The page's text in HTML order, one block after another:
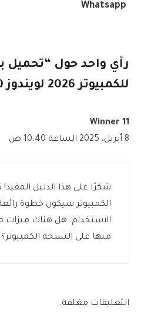
Whatsapp
رأي واحد حول “تحميل
للكمبيوتر 2026 لويندوز 10, 8, 7”
11 Winner
8 أبريل، 2025 الساعة 10:40 ص
شكرًا على هذا الدليل
الكمبيوتر سيكون خطوة
الاستخدام. هل هناك ميزات
منها على النسخة الكمبيوتر؟
التعليقات مغلقة.